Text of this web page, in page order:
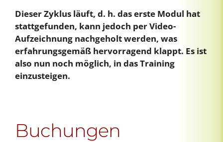
Dieser Zyklus läuft, d. h. das erste Modul hat
stattgefunden, kann jedoch per Video-
Aufzeichnung nachgeholt werden, was
erfahrungsgemäß hervorragend klappt. Es ist
also nun noch möglich, in das Training
einzusteigen.
Buchungen